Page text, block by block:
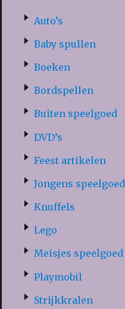
Auto’s
Baby spullen
Boeken
Bordspellen
Buiten speelgoed
DVD’s
Feest artikelen
Jongens speelgoed
Knuffels
Lego
Meisjes speelgoed
Playmobil
Strijkkralen